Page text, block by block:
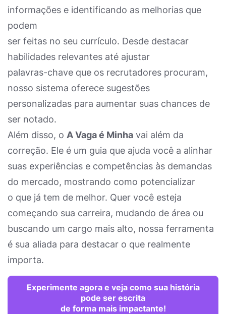
informações e identificando as melhorias que
podem
ser feitas no seu currículo. Desde destacar
habilidades relevantes até ajustar
palavras-chave que os recrutadores procuram,
nosso sistema oferece sugestões
personalizadas para aumentar suas chances de
ser notado.
Além disso, o A Vaga é Minha vai além da
correção. Ele é um guia que ajuda você a alinhar
suas experiências e competências às demandas
do mercado, mostrando como potencializar
o que já tem de melhor. Quer você esteja
começando sua carreira, mudando de área ou
buscando um cargo mais alto, nossa ferramenta
é sua aliada para destacar o que realmente
importa.
Experimente agora e veja como sua história
pode ser escrita
de forma mais impactante!